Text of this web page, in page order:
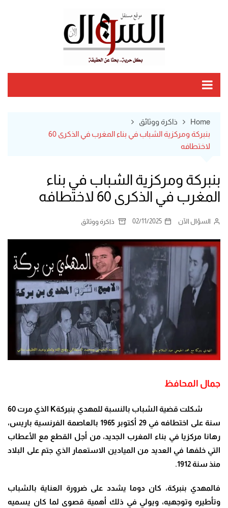
Home
ذاكرة ووثائق
بنبركة ومركزية الشباب في بناء المغرب في الذكرى 60
لاختطافه
بنبركة ومركزية الشباب في بناء
المغرب في الذكرى 60 لاختطافه
السؤال الآن 02/11/2025 ذاكرة ووثائق
جمال المحافظ
شكلت قضية الشباب بالنسبة للمهدي بنبركةK
الذي مرت 60
سنة على اختطافه في 29 أكتوبر 1965 بالعاصمة الفرنسية باريس،
رهانا مركزيا في بناء المغرب الجديد، من أجل القطع مع الأعطاب
التي خلفها في العديد من الميادين الاستعمار الذي جتم على البلاد
منذ سنة 1912.
فالمهدي بنبركة، كان دوما يشدد على ضرورة العناية بالشباب
وتأطيره وتوجهيه، ويولي في ذلك أهمية قصوى لما كان يسميه